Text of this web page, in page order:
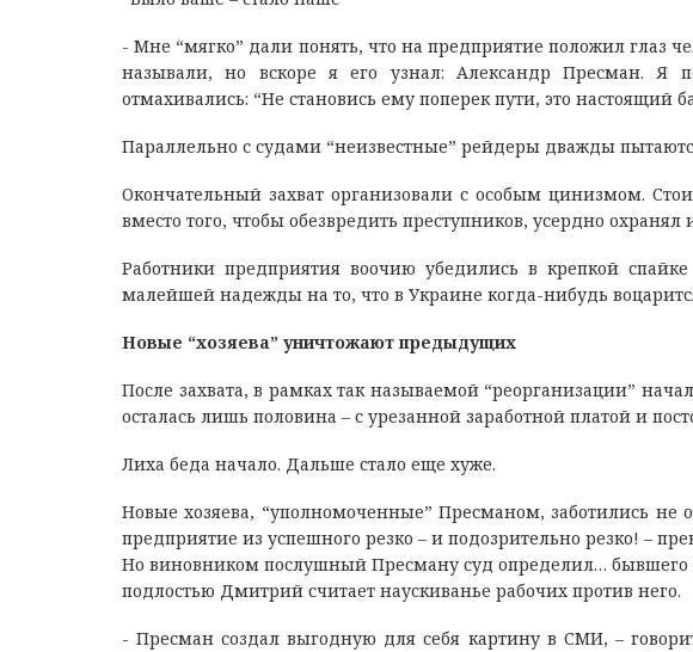
- Мне “мягко” дали понять, что на предприятие положил глаз
называли, но вскоре я его узнал: Александр Пресман. Я
отмахивались: “Не становись ему поперек пути, это настоящий
Параллельно с судами “неизвестные” рейдеры дважды
Окончательный захват организовали с особым цинизмом.
вместо того, чтобы обезвредить преступников, усердно
Работники предприятия воочию убедились в крепкой
малейшей надежды на то, что в Украине когда-нибудь
Новые “хозяева” уничтожают предыдущих
После захвата, в рамках так называемой “реорганизации”
осталась лишь половина – с урезанной заработной платой и
Лиха беда начало. Дальше стало еще хуже.
Новые хозяева, “уполномоченные” Пресманом, заботились не
предприятие из успешного резко – и подозрительно резко! –
Но виновником послушный Пресману суд определил… бывшего
подлостью Дмитрий считает наускиванье рабочих против него.
- Пресман создал выгодную для себя картину в СМИ, –